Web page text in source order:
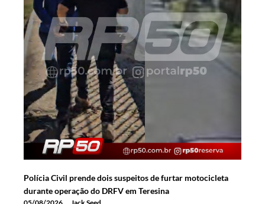
Polícia Civil prende dois suspeitos de furtar motocicleta
durante operação do DRFV em Teresina